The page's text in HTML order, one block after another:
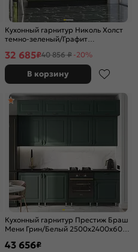
Кухонный гарнитур Николь Холст
темно-зеленый/Графит
32 685₽40 856 ₽ -20%
В корзину
Кухонный гарнитур Престиж Браш
Мени Грин/Белый 2500x2400x600
43 656₽